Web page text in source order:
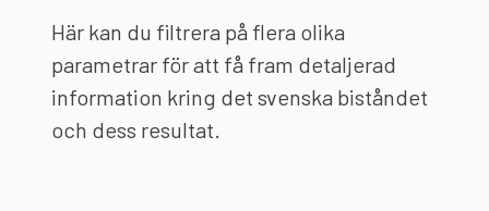
Här kan du filtrera på flera olika
parametrar för att få fram detaljerad
information kring det svenska biståndet
och dess resultat.